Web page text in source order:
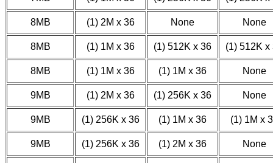
8MB (1) 2M x 36 None None
8MB (1) 1M x 36 (1) 512K x 36 (1) 512K x
8MB (1) 1M x 36 (1) 1M x 36 None
9MB (1) 2M x 36 (1) 256K x 36 None
9MB (1) 256K x 36 (1) 1M x 36 (1) 1M x
9MB (1) 256K x 36 (1) 2M x 36 None